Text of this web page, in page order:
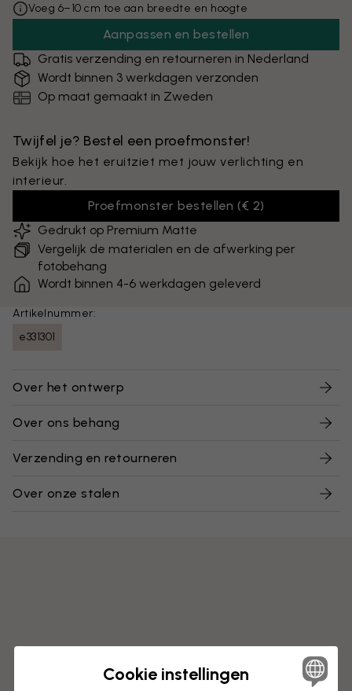
Voeg 6–10 cm toe aan breedte en hoogte
Aanpassen en bestellen
Gratis verzending en retourneren in Nederland
Wordt binnen 3 werkdagen verzonden
Op maat gemaakt in Zweden
Twijfel je? Bestel een proefmonster!
Bekijk hoe het eruitziet met jouw verlichting en
interieur.
Proefmonster bestellen (€ 2)
Gedrukt op Premium Matte
Vergelijk de materialen en de afwerking per
fotobehang
Wordt binnen 4-6 werkdagen geleverd
Artikelnummer:
e331301
Over het ontwerp
Over ons behang
Verzending en retourneren
Over onze stalen
Cookie instellingen